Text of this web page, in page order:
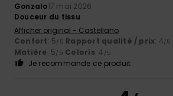
Gonzalo17 mai 2026
Douceur du tissu
Afficher original - Castellano
Confort: 5/5 Rapport qualité / prix: 4/5
Matière: 5/5 Coloris: 4 /5
Je recommande ce produit